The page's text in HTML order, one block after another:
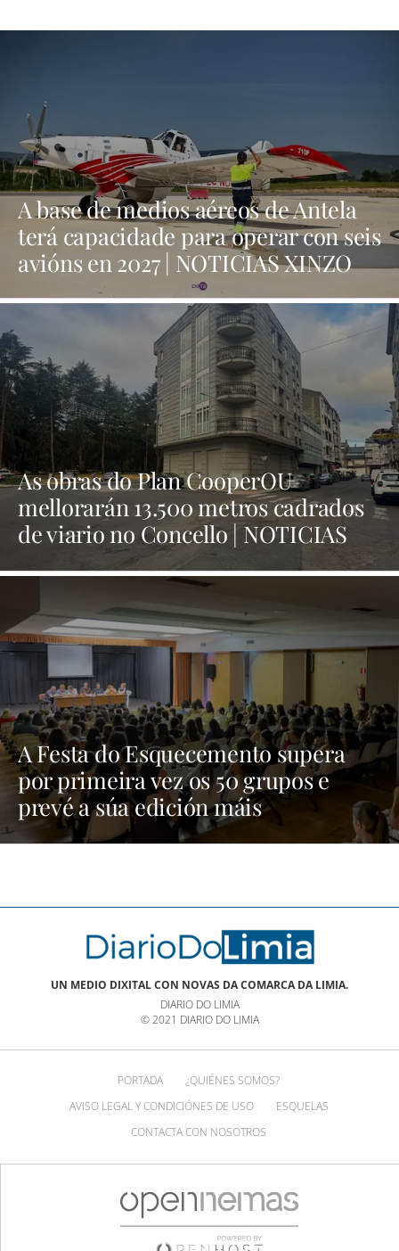
A base de medios aéreos de Antela
terá capacidade para operar con seis
avións en 2027 | NOTICIAS XINZO
As obras do Plan CooperOU
mellorarán 13.500 metros cadrados
de viario no Concello | NOTICIAS
A Festa do Esquecemento supera
por primeira vez os 50 grupos e
prevé a súa edición máis
multitudinaria | NOTICIAS XINZO
UN MEDIO DIXITAL CON NOVAS DA COMARCA DA LIMIA.
DIARIO DO LIMIA
© 2021 DIARIO DO LIMIA
PORTADA
¿QUIÉNES SOMOS?
AVISO LEGAL Y CONDICIÓNES DE USO
ESQUELAS
CONTACTA CON NOSOTROS